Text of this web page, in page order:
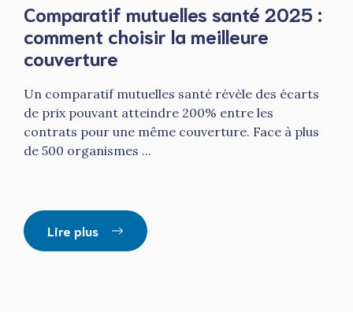
Comparatif mutuelles santé 2025 :
comment choisir la meilleure
couverture
Un comparatif mutuelles santé révèle des écarts
de prix pouvant atteindre 200% entre les
contrats pour une même couverture. Face à plus
de 500 organismes ...
Lire plus